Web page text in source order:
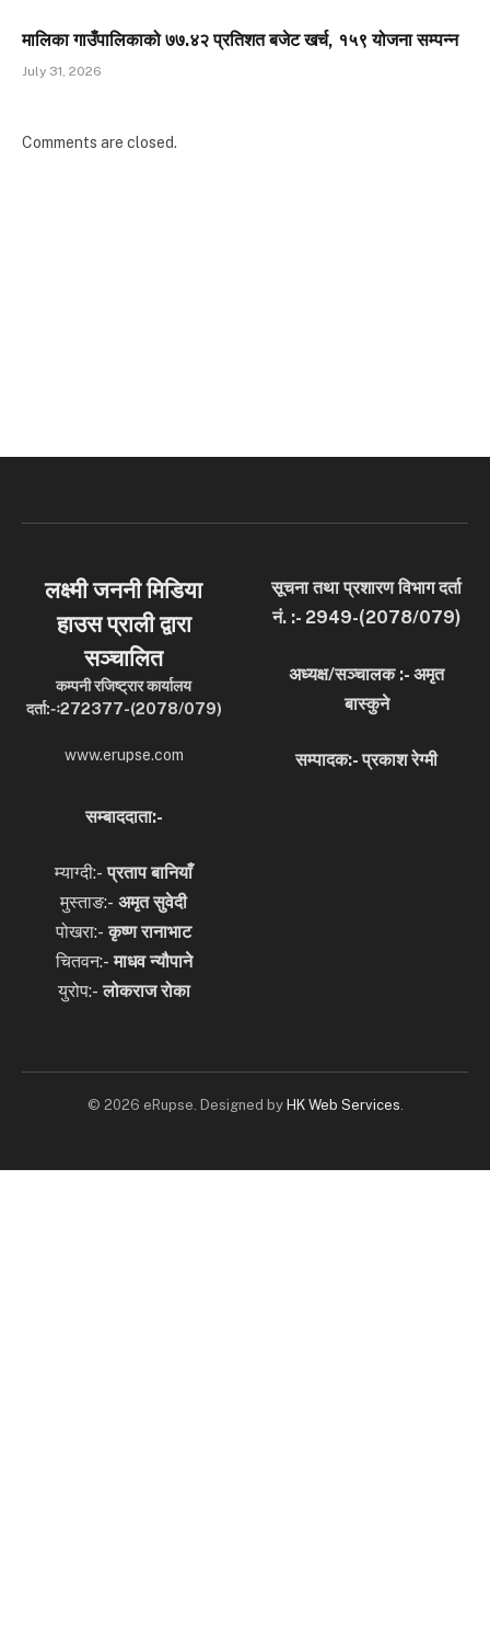
मालिका गाउँपालिकाको ७७.४२ प्रतिशत बजेट खर्च, १५९ योजना सम्पन्न
July 31, 2026
Comments are closed.
लक्ष्मी जननी मिडिया
हाउस प्राली द्वारा
सञ्चालित
कम्पनी रजिष्ट्रार कार्यालय
दर्ता:-ः272377-(2078/079)
www.erupse.com
सूचना तथा प्रशारण विभाग दर्ता
नं. :- 2949-(2078/079)
अध्यक्ष/सञ्चालक :- अमृत
बास्कुने
सम्पादक:- प्रकाश रेग्मी
सम्बाददाता:-
म्याग्दी:-प्रताप बानियाँ
मुस्ताङ:- अमृत सुवेदी
पोखरा:-कृष्ण रानाभाट
चितवन:-माधव न्यौपाने
युरोप:-लोकराज रोका
© 2026 eRupse. Designed by HK Web Services